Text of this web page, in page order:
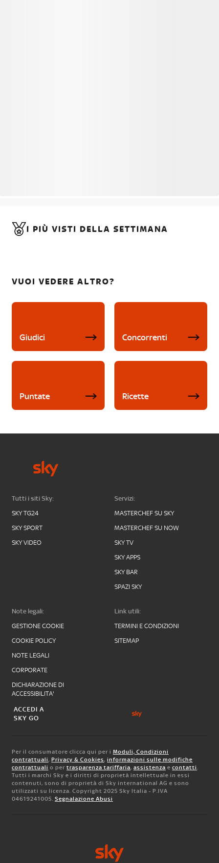
I PIÙ VISTI DELLA SETTIMANA
VUOI VEDERE ALTRO?
Giudici Concorrenti
Puntate Ricette
Tutti i siti Sky:
SKY TG24
SKY SPORT
SKY VIDEO
Servizi:
MASTERCHEF SU SKY
MASTERCHEF SU NOW
SKY TV
SKY APPS
SKY BAR
SPAZI SKY
Note legali:
GESTIONE COOKIE
COOKIE POLICY
NOTE LEGALI
CORPORATE
DICHIARAZIONE DI
ACCESSIBILITA'
Link utili:
TERMINI E CONDIZIONI
SITEMAP
ACCEDI A
SKY GO
Per il consumatore clicca qui per i Moduli, Condizioni
contrattuali, Privacy & Cookies, informazioni sulle modifiche
contrattuali o per trasparenza tariffaria, assistenza e contatti.
Tutti i marchi Sky e i diritti di proprietà intellettuale in essi
contenuti, sono di proprietà di Sky international AG e sono
utilizzati su licenza. Copyright 2025 Sky Italia - P.IVA
04619241005. Segnalazione Abusi